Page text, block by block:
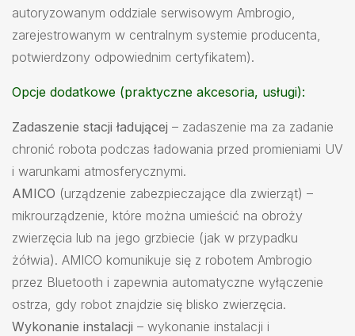
autoryzowanym oddziale serwisowym Ambrogio,
zarejestrowanym w centralnym systemie producenta,
potwierdzony odpowiednim certyfikatem).
Opcje dodatkowe (praktyczne akcesoria, usługi):
Zadaszenie stacji ładującej – zadaszenie ma za zadanie
chronić robota podczas ładowania przed promieniami UV
i warunkami atmosferycznymi.
AMICO (urządzenie zabezpieczające dla zwierząt) –
mikrourządzenie, które można umieścić na obroży
zwierzęcia lub na jego grzbiecie (jak w przypadku
żółwia). AMICO komunikuje się z robotem Ambrogio
przez Bluetooth i zapewnia automatyczne wyłączenie
ostrza, gdy robot znajdzie się blisko zwierzęcia.
Wykonanie instalacji – wykonanie instalacji i